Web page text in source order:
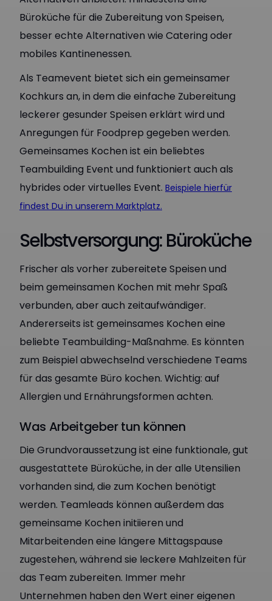
Büroküche für die Zubereitung von Speisen,
besser echte Alternativen wie Catering oder
mobiles Kantinenessen.
Als Teamevent bietet sich ein gemeinsamer
Kochkurs an, in dem die einfache Zubereitung
leckerer gesunder Speisen erklärt wird und
Anregungen für Foodprep gegeben werden.
Gemeinsames Kochen ist ein beliebtes
Teambuilding Event und funktioniert auch als
hybrides oder virtuelles Event. Beispiele hierfür
findest Du in unserem Marktplatz.
Selbstversorgung: Büroküche
Frischer als vorher zubereitete Speisen und
beim gemeinsamen Kochen mit mehr Spaß
verbunden, aber auch zeitaufwändiger.
Andererseits ist gemeinsames Kochen eine
beliebte Teambuilding-Maßnahme. Es könnten
zum Beispiel abwechselnd verschiedene Teams
für das gesamte Büro kochen. Wichtig: auf
Allergien und Ernährungsformen achten.
Was Arbeitgeber tun können
Die Grundvoraussetzung ist eine funktionale, gut
ausgestattete Büroküche, in der alle Utensilien
vorhanden sind, die zum Kochen benötigt
werden. Teamleads können außerdem das
gemeinsame Kochen initiieren und
Mitarbeitenden eine längere Mittagspause
zugestehen, während sie leckere Mahlzeiten für
das Team zubereiten. Immer mehr
Unternehmen haben den Wert einer eigenen